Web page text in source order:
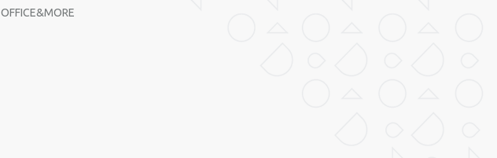
OFFICE&MORE